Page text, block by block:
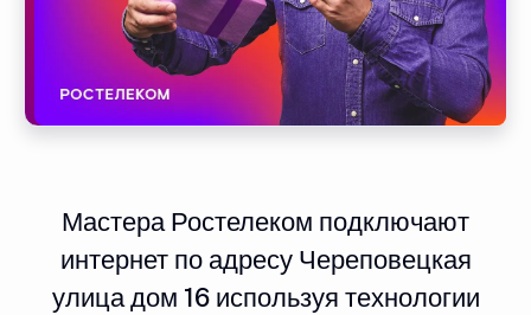
Мастера Ростелеком подключают
интернет по адресу Череповецкая
улица дом 16 используя технологии